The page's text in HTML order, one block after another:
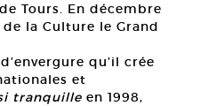
Tours. En décembre
la Culture le Grand
qu’il crée
et
tranquille en 1998,